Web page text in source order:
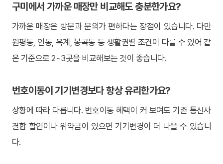
구미에서 가까운 매장만 비교해도 충분한가요?
가까운 매장은 방문과 문의가 편하다는 장점이 있습니다. 다만
원평동, 인동, 옥계, 봉곡동 등 생활권별 조건이 다를 수 있어 같
은 기준으로 2~3곳을 비교해보는 것이 좋습니다.
번호이동이 기기변경보다 항상 유리한가요?
상황에 따라 다릅니다. 번호이동 혜택이 커 보여도 기존 통신사
결합 할인이나 위약금이 있으면 기기변경이 더 나을 수 있습니
다.